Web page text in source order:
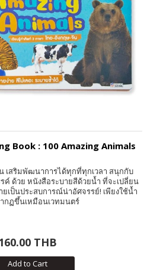
Book : 100 Amazing Animals
น เสริมพัฒนาการได้ทุกที่ทุกเวลา สนุกกับ
ค์ ด้วย หนังสือระบายสีด้วยน้ำ ที่จะเปลี่ยน
เป็นประสบการณ์น่าอัศจรรย์! เพียงใช้น้ำ
กฏขึ้นเหมือนเวทมนตร์
THB
Add to Cart